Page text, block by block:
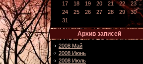
17
18 19 20 21 22
23
24
25 26 27 28 29
30
31
Архив записей
2008 Май
2008 Июнь
2008 Июль